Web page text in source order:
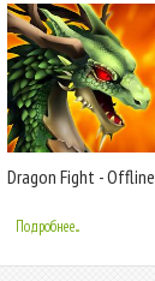
Dragon Fight - Offline
Подробнее...